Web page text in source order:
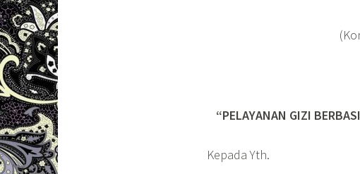
“PELAYANAN GIZI
Kepada Yth.